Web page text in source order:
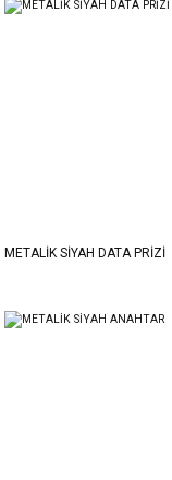
METALİK SİYAH DATA PRİZİ